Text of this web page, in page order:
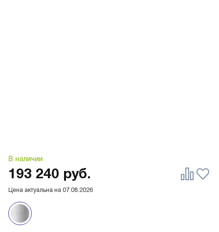
В наличии
Цена актуальна на 07.08.2026
193 240 руб.